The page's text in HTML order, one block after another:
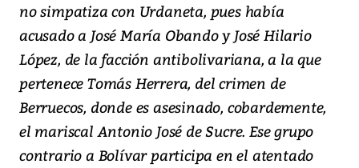
no simpatiza con Urdaneta, pues había
acusado a José María Obando y José Hilario
López, de la facción antibolivariana, a la que
pertenece Tomás Herrera, del crimen de
Berruecos, donde es asesinado, cobardemente,
el mariscal Antonio José de Sucre. Ese grupo
contrario a Bolívar participa en el atentado